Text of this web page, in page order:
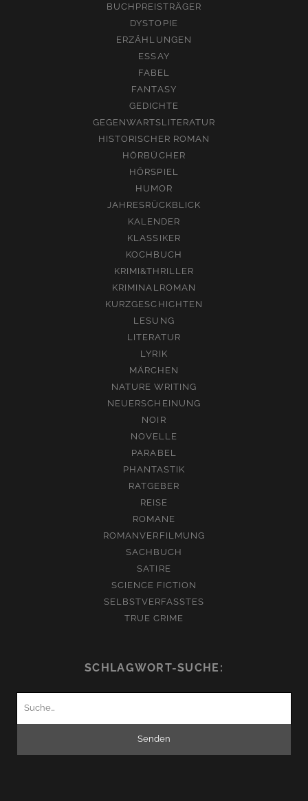
BUCHPREISTRÄGER
DYSTOPIE
ERZÄHLUNGEN
ESSAY
FABEL
FANTASY
GEDICHTE
GEGENWARTSLITERATUR
HISTORISCHER ROMAN
HÖRBÜCHER
HÖRSPIEL
HUMOR
JAHRESRÜCKBLICK
KALENDER
KLASSIKER
KOCHBUCH
KRIMI&THRILLER
KRIMINALROMAN
KURZGESCHICHTEN
LESUNG
LITERATUR
LYRIK
MÄRCHEN
NATURE WRITING
NEUERSCHEINUNG
NOIR
NOVELLE
PARABEL
PHANTASTIK
RATGEBER
REISE
ROMANE
ROMANVERFILMUNG
SACHBUCH
SATIRE
SCIENCE FICTION
SELBSTVERFASSTES
TRUE CRIME
SCHLAGWORT-SUCHE: